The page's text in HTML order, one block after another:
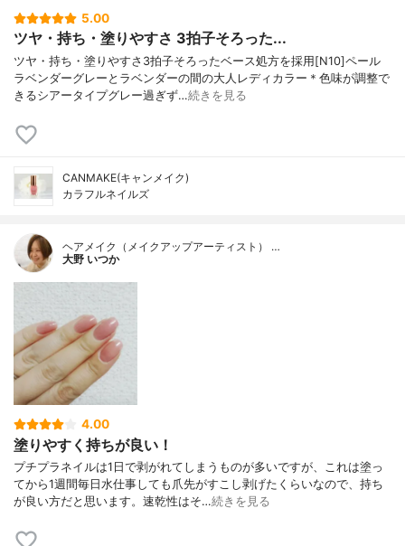
5.00
ツヤ・持ち・塗りやすさ 3拍子そろった...
ツヤ・持ち・塗りやすさ3拍子そろったベース処方を採用[N10]ペール
ラベンダーグレーとラベンダーの間の大人レディカラー＊色味が調整で
きるシアータイプグレー過ぎず…続きを見る
CANMAKE(キャンメイク)
カラフルネイルズ
ヘアメイク（メイクアップアーティスト） …
大野 いつか
4.00
塗りやすく持ちが良い！
プチプラネイルは1日で剥がれてしまうものが多いですが、これは塗っ
てから1週間毎日水仕事しても爪先がすこし剥げたくらいなので、持ち
が良い方だと思います。速乾性はそ…続きを見る